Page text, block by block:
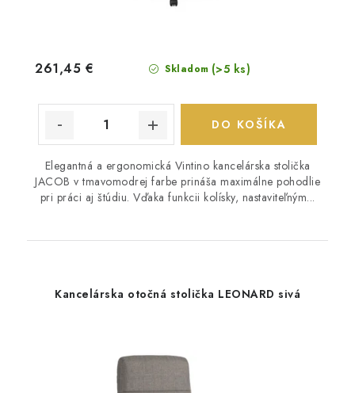
Skladom (>5 ks)
261,45 €
DO KOŠÍKA
Elegantná a ergonomická Vintino kancelárska stolička
JACOB v tmavomodrej farbe prináša maximálne pohodlie
pri práci aj štúdiu. Vďaka funkcii kolísky, nastaviteľným...
Kancelárska otočná stolička LEONARD sivá